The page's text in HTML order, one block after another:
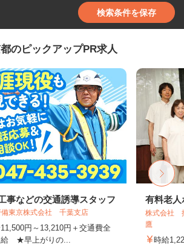
検索条件を保存
のピックアップPR求人
事などの交通誘導スタッフ
備東京株式会社 千葉支店
円～13,210円＋交通費全
給 ★早上がりの...
有料老人
株式会社
鷹
時給